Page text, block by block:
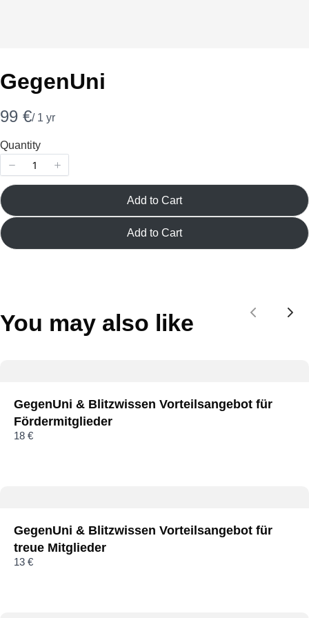
GegenUni
N
o
w
99 €/ 1 yr
Quantity
Add to Cart
Add to Cart
You may also like Previous
GegenUni & Blitzwissen Vorteilsangebot für
Fördermitglieder
18 €
GegenUni & Blitzwissen Vorteilsangebot für
treue Mitglieder
13 €
Your review
Submit Review
We are processing it and it will appear on the store